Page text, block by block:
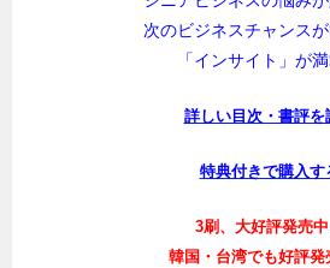
次のビジネスチャンスが
「インサイト」が満
詳しい目次・書評を
特典付きで購入す
3刷、大好評発売中
韓国・台湾でも好評発